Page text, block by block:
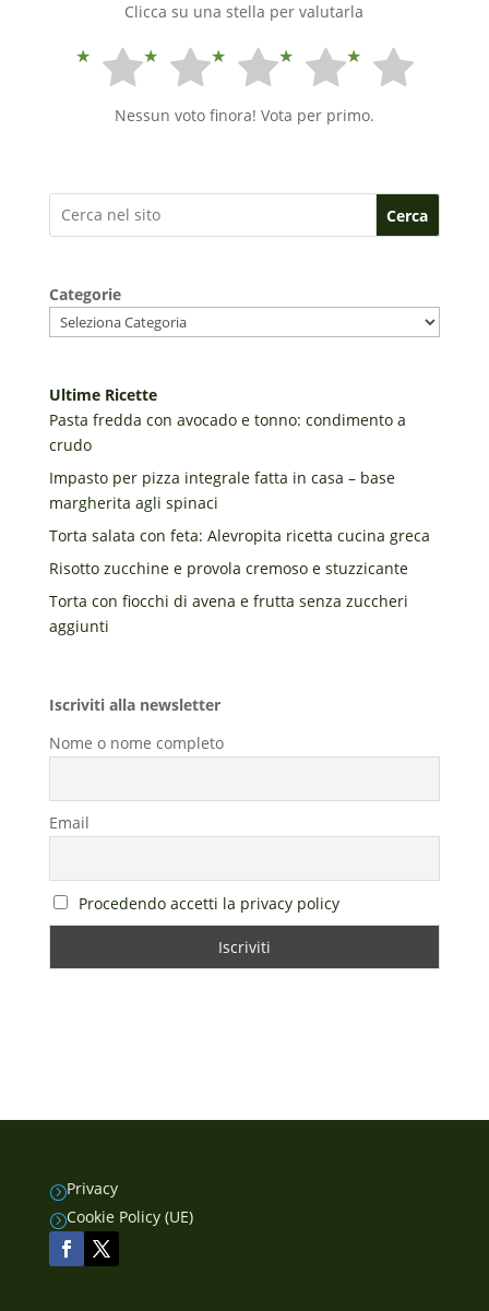
Clicca su una stella per valutarla
Nessun voto finora! Vota per primo.
Cerca
Categorie
Ultime Ricette
Pasta fredda con avocado e tonno: condimento a
crudo
Impasto per pizza integrale fatta in casa – base
margherita agli spinaci
Torta salata con feta: Alevropita ricetta cucina greca
Risotto zucchine e provola cremoso e stuzzicante
Torta con fiocchi di avena e frutta senza zuccheri
aggiunti
Iscriviti alla newsletter
Nome o nome completo
Email
Procedendo accetti la privacy policy
=Privacy
=Cookie Policy (UE)